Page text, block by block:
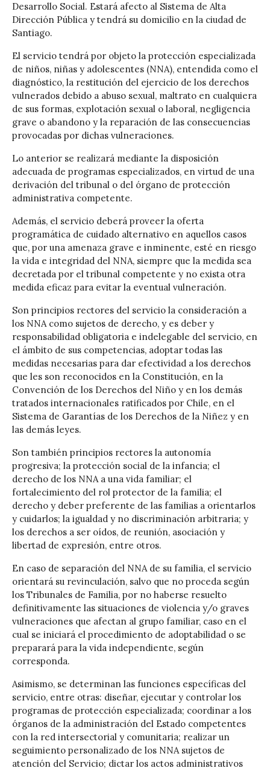
Desarrollo Social. Estará afecto al Sistema de Alta
Dirección Pública y tendrá su domicilio en la ciudad de
Santiago.
El servicio tendrá por objeto la protección especializada
de niños, niñas y adolescentes (NNA), entendida como el
diagnóstico, la restitución del ejercicio de los derechos
vulnerados debido a abuso sexual, maltrato en cualquiera
de sus formas, explotación sexual o laboral, negligencia
grave o abandono y la reparación de las consecuencias
provocadas por dichas vulneraciones.
Lo anterior se realizará mediante la disposición
adecuada de programas especializados, en virtud de una
derivación del tribunal o del órgano de protección
administrativa competente.
Además, el servicio deberá proveer la oferta
programática de cuidado alternativo en aquellos casos
que, por una amenaza grave e inminente, esté en riesgo
la vida e integridad del NNA, siempre que la medida sea
decretada por el tribunal competente y no exista otra
medida eficaz para evitar la eventual vulneración.
Son principios rectores del servicio la consideración a
los NNA como sujetos de derecho, y es deber y
responsabilidad obligatoria e indelegable del servicio, en
el ámbito de sus competencias, adoptar todas las
medidas necesarias para dar efectividad a los derechos
que les son reconocidos en la Constitución, en la
Convención de los Derechos del Niño y en los demás
tratados internacionales ratificados por Chile, en el
Sistema de Garantías de los Derechos de la Niñez y en
las demás leyes.
Son también principios rectores la autonomía
progresiva; la protección social de la infancia; el
derecho de los NNA a una vida familiar; el
fortalecimiento del rol protector de la familia; el
derecho y deber preferente de las familias a orientarlos
y cuidarlos; la igualdad y no discriminación arbitraria; y
los derechos a ser oídos, de reunión, asociación y
libertad de expresión, entre otros.
En caso de separación del NNA de su familia, el servicio
orientará su revinculación, salvo que no proceda según
los Tribunales de Familia, por no haberse resuelto
definitivamente las situaciones de violencia y/o graves
vulneraciones que afectan al grupo familiar, caso en el
cual se iniciará el procedimiento de adoptabilidad o se
preparará para la vida independiente, según
corresponda.
Asimismo, se determinan las funciones específicas del
servicio, entre otras: diseñar, ejecutar y controlar los
programas de protección especializada; coordinar a los
órganos de la administración del Estado competentes
con la red intersectorial y comunitaria; realizar un
seguimiento personalizado de los NNA sujetos de
atención del Servicio; dictar los actos administrativos